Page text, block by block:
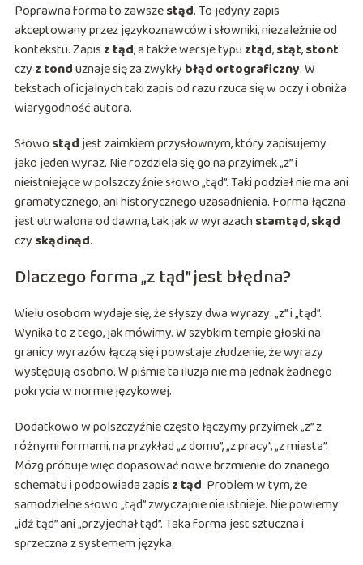
Poprawna forma to zawszestąd. To jedyny zapis
akceptowany przez językoznawców i słowniki, niezależnie od
kontekstu. Zapis z tąd, a także wersje typuztąd,stąt,stont
czy z tonduznaje się za zwykły błąd ortograficzny. W
tekstach oficjalnych taki zapis od razu rzuca się w oczy i obniża
wiarygodność autora.
Słowo stądjest zaimkiem przysłownym, który zapisujemy
jako jeden wyraz. Nie rozdziela się go na przyimek „z” i
nieistniejące w polszczyźnie słowo „tąd”. Taki podział nie ma ani
gramatycznego, ani historycznego uzasadnienia. Forma łączna
jest utrwalona od dawna, tak jak w wyrazachstamtąd,skąd
czy skądinąd.
Dlaczego forma „z tąd” jest błędna?
Wielu osobom wydaje się, że słyszy dwa wyrazy: „z” i „tąd”.
Wynika to z tego, jak mówimy. W szybkim tempie głoski na
granicy wyrazów łączą się i powstaje złudzenie, że wyrazy
występują osobno. W piśmie ta iluzja nie ma jednak żadnego
pokrycia w normie językowej.
Dodatkowo w polszczyźnie często łączymy przyimek „z” z
różnymi formami, na przykład „z domu”, „z pracy”, „z miasta”.
Mózg próbuje więc dopasować nowe brzmienie do znanego
schematu i podpowiada zapis z tąd. Problem w tym, że
samodzielne słowo „tąd” zwyczajnie nie istnieje. Nie powiemy
„idź tąd” ani „przyjechał tąd”. Taka forma jest sztuczna i
sprzeczna z systemem języka.